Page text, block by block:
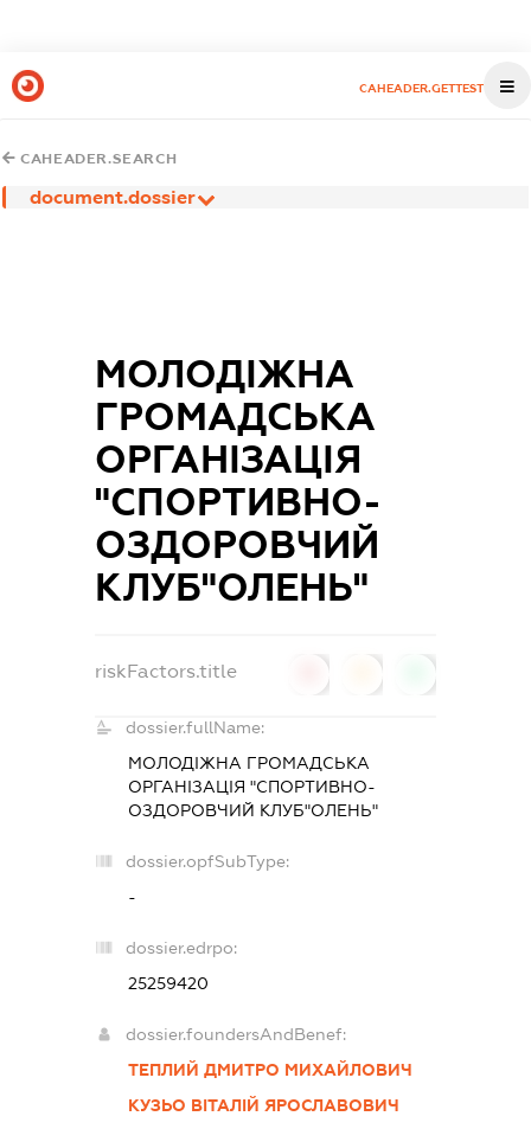
CAHEADER.GETTEST
CAHEADER.SEARCH
document.dossier
МОЛОДІЖНА
ГРОМАДСЬКА
ОРГАНІЗАЦІЯ
"СПОРТИВНО-
ОЗДОРОВЧИЙ
КЛУБ"ОЛЕНЬ"
riskFactors.title
dossier.fullName:
МОЛОДІЖНА ГРОМАДСЬКА
ОРГАНІЗАЦІЯ "СПОРТИВНО-
ОЗДОРОВЧИЙ КЛУБ"ОЛЕНЬ"
dossier.opfSubType:
-
dossier.edrpo:
25259420
dossier.foundersAndBenef:
ТЕПЛИЙ ДМИТРО МИХАЙЛОВИЧ
КУЗЬО ВІТАЛІЙ ЯРОСЛАВОВИЧ